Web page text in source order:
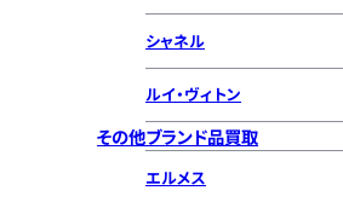
シャネル
ルイ・ヴィトン
その他ブランド品買取
エルメス